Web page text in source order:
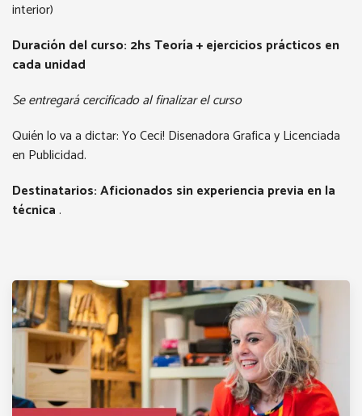
interior)
Duración del curso: 2hs Teoría + ejercicios prácticos en
cada unidad
Se entregará cercificado al finalizar el curso
Quién lo va a dictar: Yo Ceci! Disenadora Grafica y Licenciada
en Publicidad.
Destinatarios: Aficionados sin experiencia previa en la
técnica.